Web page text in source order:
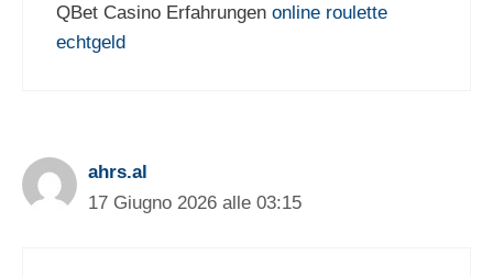
QBet Casino Erfahrungen online roulette
echtgeld
ahrs.al
17 Giugno 2026 alle 03:15